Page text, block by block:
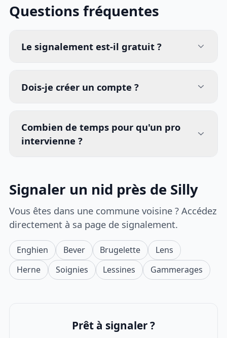
Questions fréquentes
Le signalement est-il gratuit ?
Dois-je créer un compte ?
Combien de temps pour qu'un pro
intervienne ?
Signaler un nid près de Silly
Vous êtes dans une commune voisine ? Accédez
directement à sa page de signalement.
Enghien Bever Brugelette
Lens
Herne
Soignies Lessines Gammerages
Prêt à signaler ?